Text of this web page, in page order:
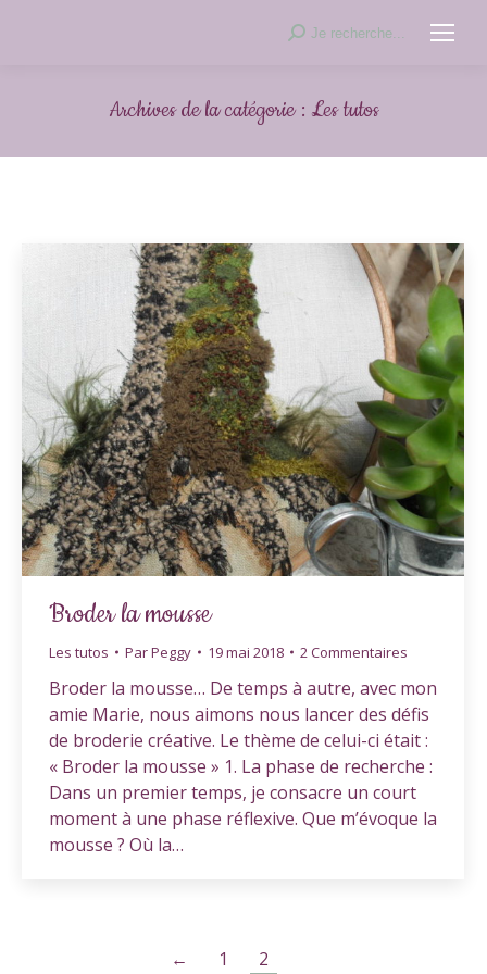
Recherche
Je recherche...
Archives de la catégorie : Les tutos
Broder la mousse
Les tutos ParPeggy 19 mai 2018 2 Commentaires
Broder la mousse… De temps à autre, avec mon
amie Marie, nous aimons nous lancer des défis
de broderie créative. Le thème de celui-ci était :
« Broder la mousse » 1. La phase de recherche :
Dans un premier temps, je consacre un court
moment à une phase réflexive. Que m’évoque la
mousse ? Où la…
← 1 2